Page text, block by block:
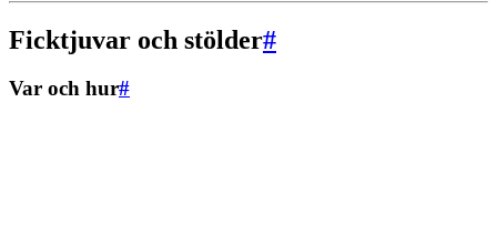
Ficktjuvar och stölder#
Var och hur#